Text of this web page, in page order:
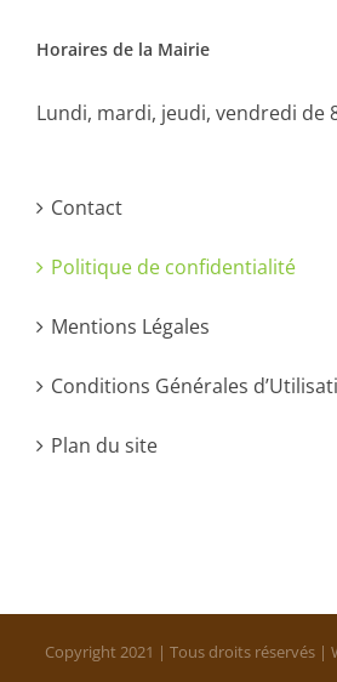
Horaires de la Mairie
Lundi, mardi, jeudi, vendredi de
Contact
Politique de confidentialité
Mentions Légales
Conditions Générales
Plan du site
Copyright 2021 | Tous droits réservés |